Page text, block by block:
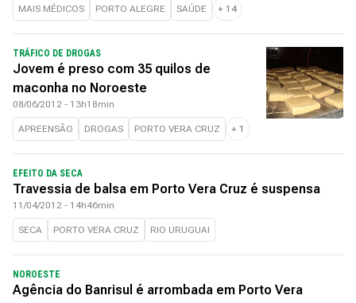
MAIS MÉDICOS PORTO ALEGRE SAÚDE + 14
TRÁFICO DE DROGAS
Jovem é preso com 35 quilos de
maconha no Noroeste
08/06/2012 - 13h18min
APREENSÃO DROGAS PORTO VERA CRUZ + 1
EFEITO DA SECA
Travessia de balsa em Porto Vera Cruz é suspensa
11/04/2012 - 14h46min
SECA PORTO VERA CRUZ RIO URUGUAI
NOROESTE
Agência do Banrisul é arrombada em Porto Vera